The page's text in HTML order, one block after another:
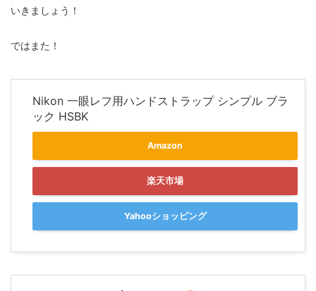
いきましょう！
ではまた！
Nikon 一眼レフ用ハンドストラップ シンプル ブラ
ック HSBK
Amazon
楽天市場
Yahooショッピング